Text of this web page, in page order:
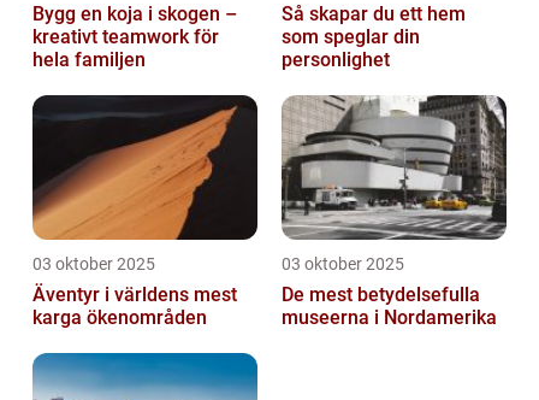
Bygg en koja i skogen –
kreativt teamwork för
hela familjen
Så skapar du ett hem
som speglar din
personlighet
03 oktober 2025
Äventyr i världens mest
karga ökenområden
03 oktober 2025
De mest betydelsefulla
museerna i Nordamerika